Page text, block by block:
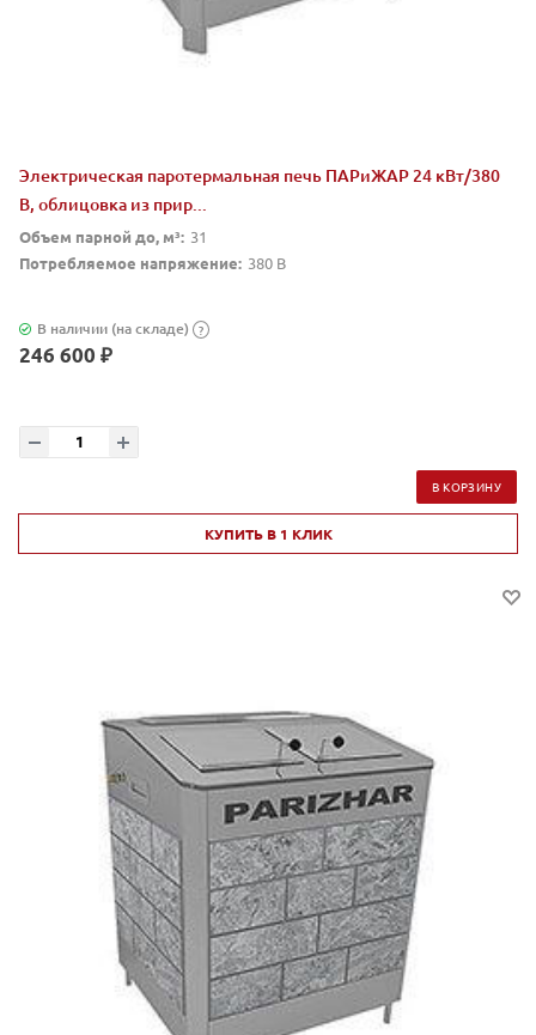
Электрическая паротермальная печь ПАРиЖАР 24 кВт/380
В, облицовка из прир...
Объем парной до, м³: 31
Потребляемое напряжение: 380 В
В наличии (на складе) ?
246 600 ₽
В КОРЗИНУ
КУПИТЬ В 1 КЛИК